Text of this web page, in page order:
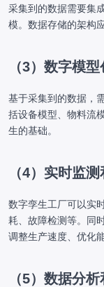
采集到的数据需要集
模。数据存储的架构
（3）数字模型
基于采集到的数据，
括设备模型、物料流
生的基础。
（4）实时监测
数字孪生工厂可以实
耗、故障检测等。同
调整生产速度、优化
（5）数据分析